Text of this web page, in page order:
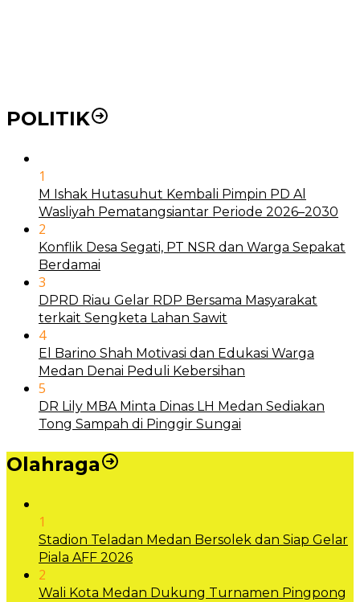
POLITIK
1
M Ishak Hutasuhut Kembali Pimpin PD Al
Wasliyah Pematangsiantar Periode 2026–2030
2
Konflik Desa Segati, PT NSR dan Warga Sepakat
Berdamai
3
DPRD Riau Gelar RDP Bersama Masyarakat
terkait Sengketa Lahan Sawit
4
El Barino Shah Motivasi dan Edukasi Warga
Medan Denai Peduli Kebersihan
5
DR Lily MBA Minta Dinas LH Medan Sediakan
Tong Sampah di Pinggir Sungai
Olahraga
1
Stadion Teladan Medan Bersolek dan Siap Gelar
Piala AFF 2026
2
Wali Kota Medan Dukung Turnamen Pingpong